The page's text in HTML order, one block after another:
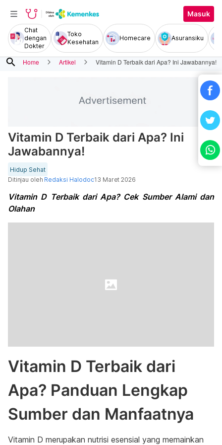
Masuk
Chat
dengan
Dokter
Toko
Kesehatan
Homecare Asuransiku
search Home Artikel Vitamin D Terbaik dari Apa? Ini Jawabannya!
Vitamin D Terbaik dari Apa? Ini
Jawabannya!
Hidup Sehat
Ditinjau oleh Redaksi Halodoc13 Maret 2026
Vitamin D Terbaik dari Apa? Cek Sumber Alami dan
Olahan
Vitamin D Terbaik dari
Apa? Panduan Lengkap
Sumber dan Manfaatnya
Vitamin D merupakan nutrisi esensial yang memainkan